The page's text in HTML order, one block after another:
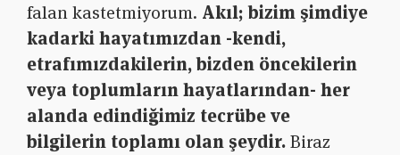
falan kastetmiyorum. Akıl; bizim şimdiye
kadarki hayatımızdan -kendi,
etrafımızdakilerin, bizden öncekilerin
veya toplumların hayatlarından- her
alanda edindiğimiz tecrübe ve
bilgilerin toplamı olan şeydir.Biraz